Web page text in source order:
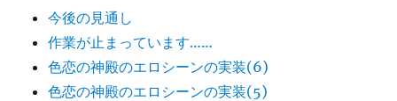
今後の見通し
作業が止まっています……
色恋の神殿のエロシーンの実装(6)
色恋の神殿のエロシーンの実装(5)